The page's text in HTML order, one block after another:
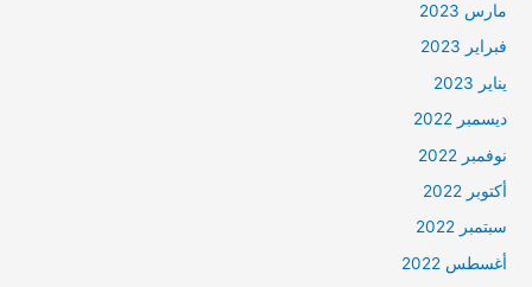
مارس 2023
فبراير 2023
يناير 2023
ديسمبر 2022
نوفمبر 2022
أكتوبر 2022
سبتمبر 2022
أغسطس 2022